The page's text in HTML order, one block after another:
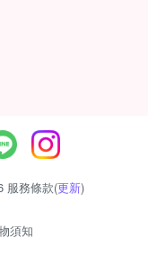
服務條款(更新)
須知